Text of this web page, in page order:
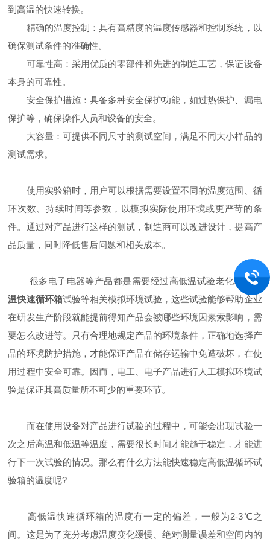
到高温的快速转换。
精确的温度控制：具有高精度的温度传感器和控制系统，以
确保测试条件的准确性。
可靠性高：采用优质的零部件和先进的制造工艺，保证设备
本身的可靠性。
安全保护措施：具备多种安全保护功能，如过热保护、漏电
保护等，确保操作人员和设备的安全。
大容量：可提供不同尺寸的测试空间，满足不同大小样品的
测试需求。
使用实验箱时，用户可以根据需要设置不同的温度范围、循
环次数、持续时间等参数，以模拟实际使用环境或更严苛的条
件。通过对产品进行这样的测试，制造商可以改进设计，提高产
品质量，同时降低售后问题和相关成本。
很多电子电器等产品都是需要经过高低温试验老化和
高低
温快速循环箱试验等相关模拟环境试验，这些试验能够帮助企业
在研发生产阶段就能提前得知产品会被哪些环境因素索影响，需
要怎么改进等。只有合理地规定产品的环境条件，正确地选择产
品的环境防护措施，才能保证产品在储存运输中免遭破坏，在使
用过程中安全可靠。因而，电工、电子产品进行人工模拟环境试
验是保证其高质量所不可少的重要环节。
而在使用设备对产品进行试验的过程中，可能会出现试验一
次之后高温和低温等温度，需要很长时间才能趋于稳定，才能进
行下一次试验的情况。那么有什么方法能快速稳定高低温循环试
验箱的温度呢?
高低温快速循环箱的温度有一定的偏差，一般为2-3℃之
间。这是为了充分考虑温度变化缓慢、绝对测量误差和空间内的